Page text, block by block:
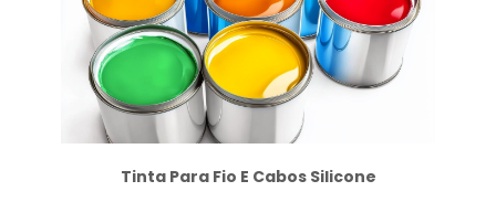
Tinta Para Fio E Cabos Silicone